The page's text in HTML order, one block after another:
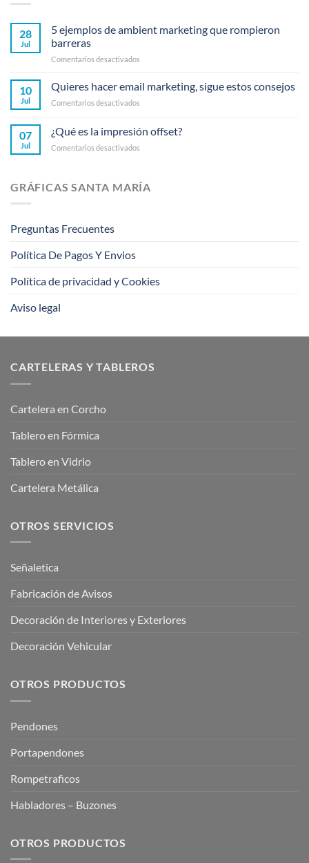
28
Jul
5 ejemplos de ambient marketing que rompieron
barreras
Comentarios desactivados
ejemplos
de
ambient
que
barreras
10
Jul
Quieres hacer email marketing, sigue estos consejos
Comentarios desactivados
email
marketing,
consejos
07
Jul
¿Qué es la impresión offset?
Comentarios desactivados
la
impresión
GRÁFICAS SANTA MARÍA
Preguntas Frecuentes
Política De Pagos Y Envios
Política de privacidad y Cookies
Aviso legal
CARTELERAS Y TABLEROS
Cartelera en Corcho
Tablero en Fórmica
Tablero en Vidrio
Cartelera Metálica
OTROS SERVICIOS
Señaletica
Fabricación de Avisos
Decoración de Interiores y Exteriores
Decoración Vehicular
OTROS PRODUCTOS
Pendones
Portapendones
Rompetraficos
Habladores – Buzones
OTROS PRODUCTOS